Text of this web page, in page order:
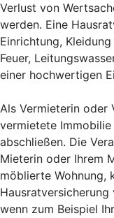
Verlust von
werden. Eine
Einrichtung,
Feuer,
einer hochwertigen
Als Vermieterin oder
vermietete
abschließen. Die
Mieterin oder Ihrem
möblierte Wohnung,
wenn zum Beispiel